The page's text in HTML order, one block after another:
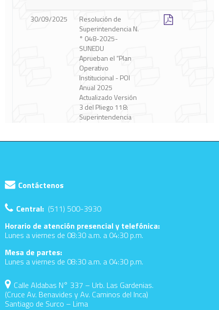
Contáctenos
Central: (511) 500-3930
Horario de atención presencial y telefónica:
Lunes a viernes de 08:30 a.m. a 04:30 p.m.
Mesa de partes:
Lunes a viernes de 08:30 a.m. a 04:30 p.m.
Calle Aldabas N° 337 – Urb. Las Gardenias.
(Cruce Av. Benavides y Av. Caminos del Inca)
Santiago de Surco – Lima